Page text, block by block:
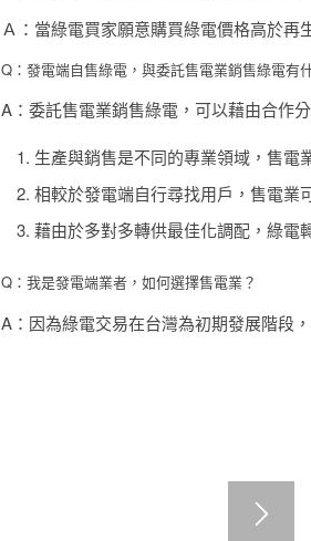
Ａ：當綠電買家願意購買綠電價格高於
Q：發電端自售綠電，與委託售電業銷售綠電有
A： 委託售電業銷售綠電，可以藉由合作
生產與銷售是不同的專業領域，售電
相較於發電端自行尋找用戶，售電業
藉由於多對多轉供最佳化調配，綠電
Q：我是發電端業者，如何選擇售電業？
A：因為綠電交易在台灣為初期發展階段